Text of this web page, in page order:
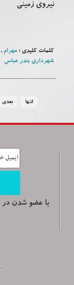
نیروی زمینی
کلمات کلیدی :مهرام
شهرداری بندر عباس
بعدی انتها
با عضو شدن در